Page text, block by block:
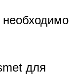
для